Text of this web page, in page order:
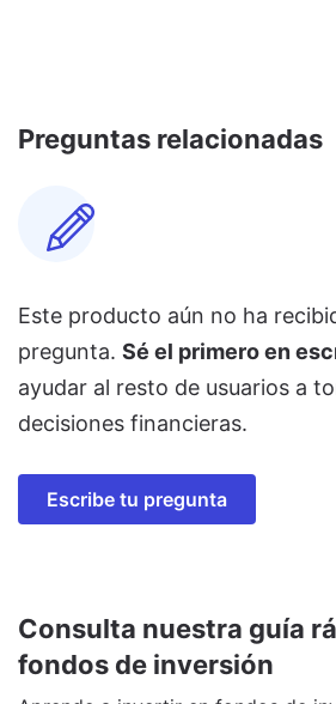
Preguntas relacionadas
Este producto aún no ha
pregunta. Sé el primero en
ayudar al resto de usuarios a
decisiones financieras.
Escribe tu pregunta
Consulta nuestra guía
fondos de inversión